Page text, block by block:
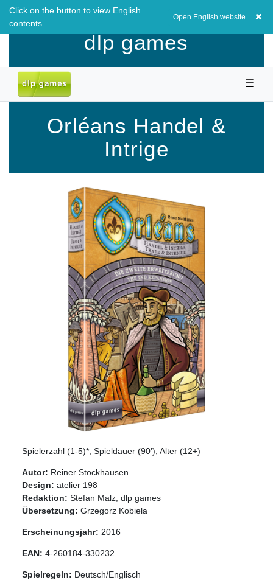
dlp games
Click on the button to view English
contents.
Open English website
☰
Orléans Handel &
Intrige
Spielerzahl (1-5)*, Spieldauer (90'), Alter (12+)
Autor: Reiner Stockhausen
Design: atelier 198
Redaktion: Stefan Malz, dlp games
Übersetzung: Grzegorz Kobiela
Erscheinungsjahr: 2016
EAN: 4-260184-330232
Spielregeln: Deutsch/Englisch